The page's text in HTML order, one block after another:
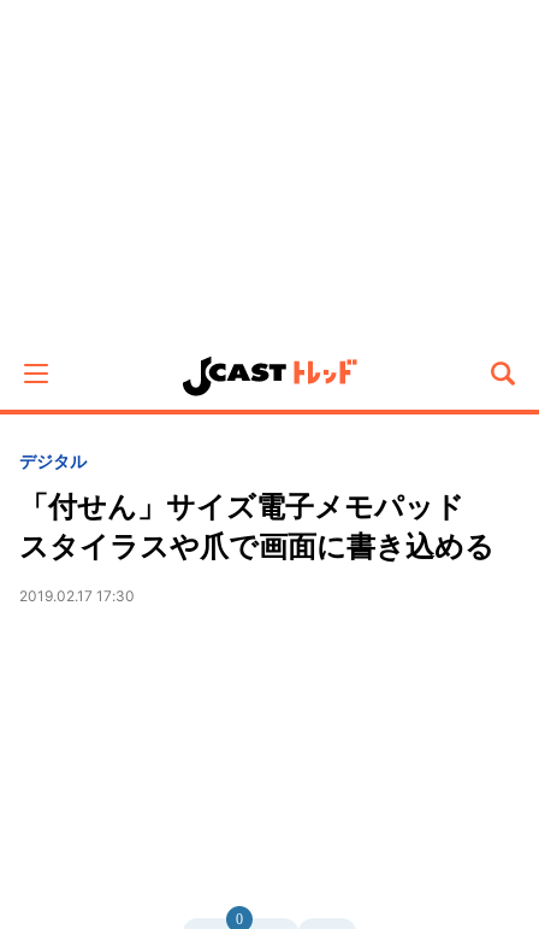
デジタル
「付せん」サイズ電子メモパッド
スタイラスや爪で画面に書き込める
2019.02.17 17:30
0